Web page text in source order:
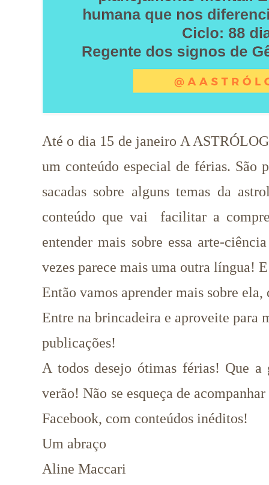
Até o dia 15 de janeiro A
um conteúdo especial de férias. São
sacadas sobre alguns temas da
conteúdo que vai facilitar a
entender mais sobre essa arte-
vezes parece mais uma outra língua!
Então vamos aprender mais sobre
Entre na brincadeira e aproveite para
publicações!
A todos desejo ótimas férias! Que
verão! Não se esqueça de
Facebook, com conteúdos inéditos!
Um abraço
Aline Maccari